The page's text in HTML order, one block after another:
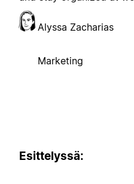
Alyssa Zacharias
Marketing
Esittelyssä: